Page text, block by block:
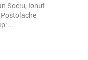
Sociu, Ionut